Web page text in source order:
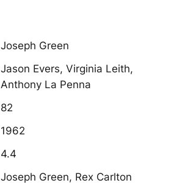
Joseph Green
Jason Evers, Virginia Leith,
Anthony La Penna
82
1962
4.4
Joseph Green, Rex Carlton